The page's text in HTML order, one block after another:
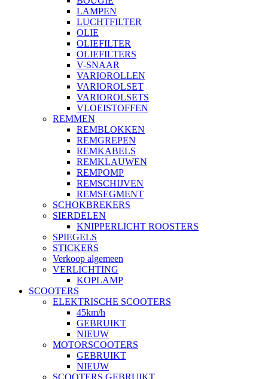
LAMPEN
LUCHTFILTER
OLIE
OLIEFILTER
OLIEFILTERS
V-SNAAR
VARIOROLLEN
VARIOROLSET
VARIOROLSETS
VLOEISTOFFEN
REMMEN
REMBLOKKEN
REMGREPEN
REMKABELS
REMKLAUWEN
REMPOMP
REMSCHIJVEN
REMSEGMENT
SCHOKBREKERS
SIERDELEN
KNIPPERLICHT ROOSTERS
SPIEGELS
STICKERS
Verkoop algemeen
VERLICHTING
KOPLAMP
SCOOTERS
ELEKTRISCHE SCOOTERS
45km/h
GEBRUIKT
NIEUW
MOTORSCOOTERS
GEBRUIKT
NIEUW